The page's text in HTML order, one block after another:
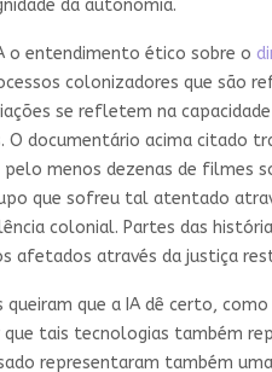
da autonomia.
o entendimento ético sobre o
colonizadores que são
se refletem na
O documentário acima citado
menos dezenas de filmes
que sofreu tal atentado
colonial. Partes das
afetados através da justiça
queiram que a IA dê certo,
tais tecnologias também
representaram também